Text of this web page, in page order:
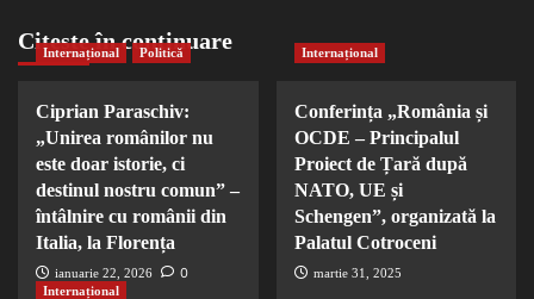
Citește în continuare
Internațional Politică
Ciprian Paraschiv:
„Unirea românilor nu
este doar istorie, ci
destinul nostru comun” –
întâlnire cu românii din
Italia, la Florența
ianuarie 22, 2026 0
Internațional
Conferința „România și
OCDE – Principalul
Proiect de Țară după
NATO, UE și
Schengen”, organizată la
Palatul Cotroceni
martie 31, 2025
Internațional